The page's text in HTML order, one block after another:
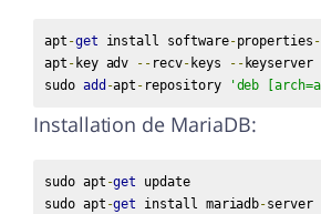
apt -get install software-properties -
apt - key adv -- recv- keys -- keyserver
sudo add -apt - repository 'deb
Installation de MariaDB:
sudo apt -get update
sudo apt -get install mariadb-server